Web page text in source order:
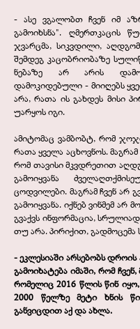
- ასე ვგალობთ ჩვენ იმ
გამოიხსნა". ღმერთკაცის
ჯვარცმა, სიკვდილი,
შემდეგ კაცობრიობაზე
ნებაზე არ არის
დამოკიდებული - მიიღებს
არა, რათა ის გახდეს მისი
უარყოს იგი.
ამიტომაც ვამბობტ, რომ
რათა ყველა აცხოვნოს.
რომ თავისი მკვდრეთით
გამოიყვანა
ცოდვილები. მაგრამ ჩვენ არ
გამოიყვანა. იქნებ ვინმემ არ
გვაქვს ინფორმაცია,
თუ არა. პირიქით, გადმოცემა
-ეკლესიაში არსებობს
გამოიხატება იმაში, რომ
რომელიც 2016 წლის წინ
2000 წელზე მეტი ხნის
განვიცდით აქ და ახლა.